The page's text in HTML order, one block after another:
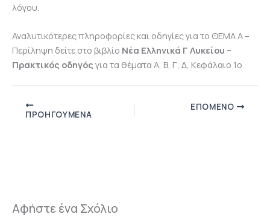
λόγου.
Αναλυτικότερες πληροφορίες και οδηγίες για το ΘΕΜΑ Α –
Περίληψη δείτε στο βιβλίο Νέα Ελληνικά Γ Λυκείου –
Πρακτικός οδηγός για τα θέματα Α, Β, Γ, Δ, Κεφάλαιο 1ο
ΠΡΟΗΓΟΎΜΕΝΑ
ΕΠΌΜΕΝΟ
Αφήστε ένα Σχόλιο